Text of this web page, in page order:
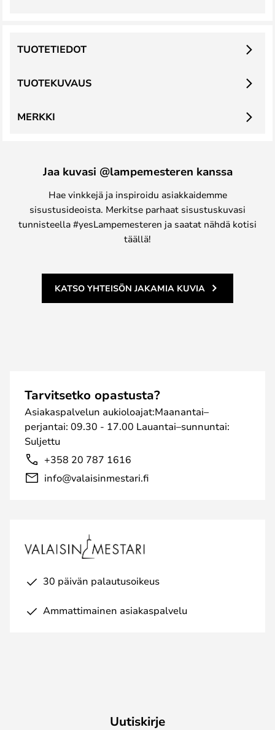
TUOTEKUVAUS
TUOTETIEDOT
MERKKI
Jaa kuvasi @lampemesteren kanssa
Hae vinkkejä ja inspiroidu asiakkaidemme
sisustusideoista. Merkitse parhaat sisustuskuvasi
tunnisteella #yesLampemesteren ja saatat nähdä kotisi
täällä!
KATSO YHTEISÖN JAKAMIA KUVIA
Tarvitsetko opastusta?
Asiakaspalvelun aukioloajat:Maanantai–
perjantai: 09.30 - 17.00 Lauantai–sunnuntai:
Suljettu
+358 20 787 1616
info@valaisinmestari.fi
30 päivän palautusoikeus
Ammattimainen asiakaspalvelu
Uutiskirje